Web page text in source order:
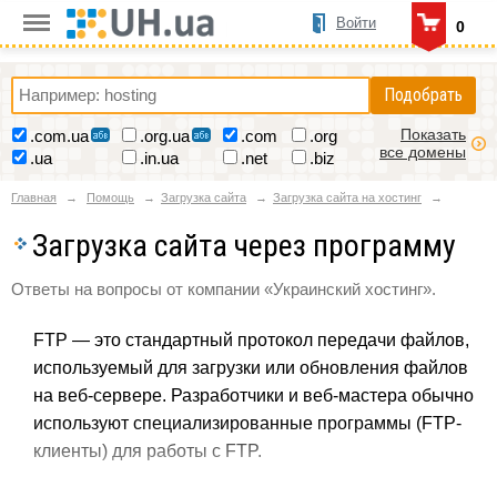
0
Войти
Подобрать
.com.ua .org.ua .com
.org
.ua
.in.ua .net .biz
Показать
все домены
Главная Помощь Загрузка сайта Загрузка сайта на хостинг
Загрузка сайта через программу
Ответы на вопросы от компании «Украинский хостинг».
FTP — это стандартный протокол передачи файлов,
используемый для загрузки или обновления файлов
на веб-сервере. Разработчики и веб-мастера обычно
используют специализированные программы (FTP-
клиенты) для работы с FTP.